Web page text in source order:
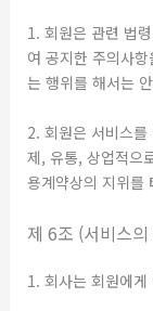
1. 회원은 관련 법
여 공지한 주의사
는 행위를 해서는
2. 회원은 서비스
제, 유통, 상업적으
용계약상의 지위를
제 6조 (서비스
1. 회사는 회원에